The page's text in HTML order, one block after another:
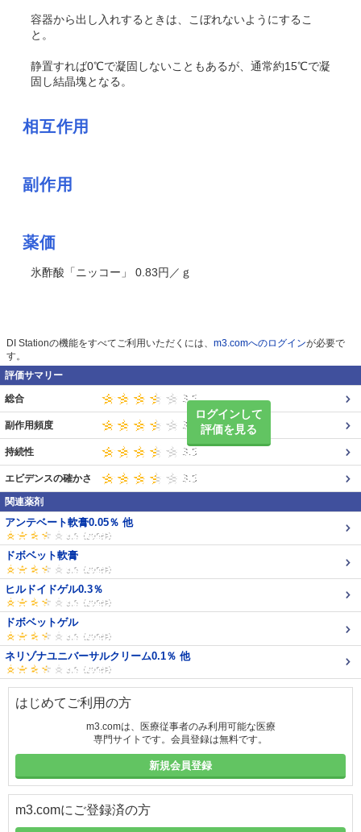
容器から出し入れするときは、こぼれないようにするこ
と。
静置すれば0℃で凝固しないこともあるが、通常約15℃で凝
固し結晶塊となる。
相互作用
副作用
薬価
氷酢酸「ニッコー」 0.83円／ｇ
DI Stationの機能をすべてご利用いただくには、 m3.comへのログインが必要で
す。
評価サマリー
ログインして
評価を見る
総合
副作用頻度
持続性
エビデンスの確かさ
関連薬剤
アンテベート軟膏0.05％ 他
ドボベット軟膏
ヒルドイドゲル0.3％
ドボベットゲル
ネリゾナユニバーサルクリーム0.1％ 他
はじめてご利用の方
m3.comは、医療従事者のみ利用可能な医療
専門サイトです。会員登録は無料です。
新規会員登録
m3.comにご登録済の方